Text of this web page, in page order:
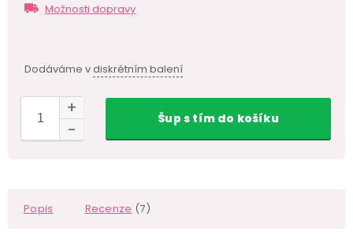
Možnosti dopravy
Dodáváme vdiskrétním balení
Šups tímdo košíku
Popis Recenze (7)